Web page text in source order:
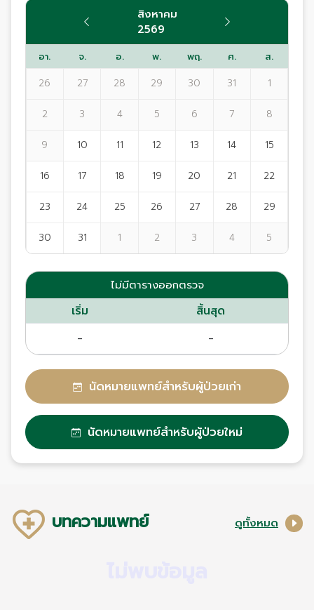
สิงหาคม
2569
อา. จ. อ. พ. พฤ. ศ. ส.
26 27 28 29 30 31 1
2 3 4 5 6 7 8
9 10 11 12 13 14 15
16 17 18 19 20 21 22
23 24 25 26 27 28 29
30 31 1 2 3 4 5
ไม่มีตารางออกตรวจ
เริ่ม สิ้นสุด
- -
นัดหมายแพทย์สำหรับผู้ป่วยเก่า
นัดหมายแพทย์สำหรับผู้ป่วยใหม่
บทความแพทย์ ดูทั้งหมด